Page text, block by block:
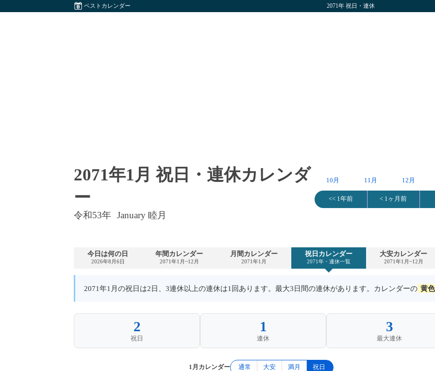
ベストカレンダー 2071年 祝日・連休
2071年1月 祝日・連休カレンダ
ー
令和53年 January 睦月
10月 11月 12月
<< 1年前 < 1ヶ月前
今日は何の日
2026年8月6日
年間カレンダー
2071年1月~12月
月間カレンダー
2071年1月
祝日カレンダー
2071年・連休一覧
大安カレンダー
2071年1月~12月
2071年1月の祝日は2日、3連休以上の連休は1回あります。最大3日間の連休があります。カレンダーの 黄色
2
祝日
1
連休
3
最大連休
1月カレンダー 通常 大安 満月 祝日